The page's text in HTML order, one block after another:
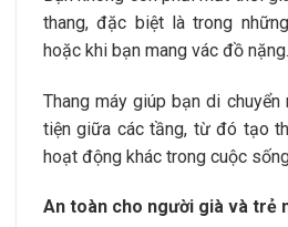
thang, đặc biệt là trong
hoặc khi bạn mang vác đồ nặng.
Thang máy giúp bạn di chuyển
tiện giữa các tầng, từ đó tạo
hoạt động khác trong cuộc
An toàn cho người già và trẻ